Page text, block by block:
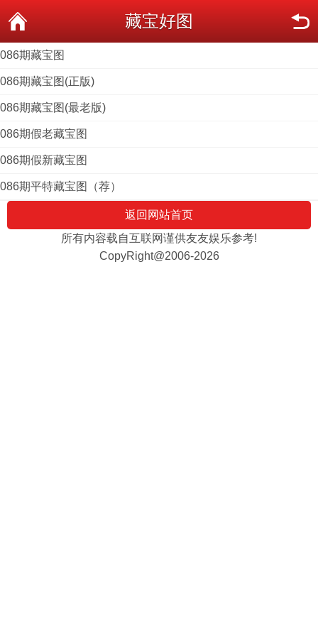
藏宝好图
086期藏宝图
086期藏宝图(正版)
086期藏宝图(最老版)
086期假老藏宝图
086期假新藏宝图
086期平特藏宝图（荐）
返回网站首页
所有内容载自互联网谨供友友娱乐参考!
CopyRight@2006-2026